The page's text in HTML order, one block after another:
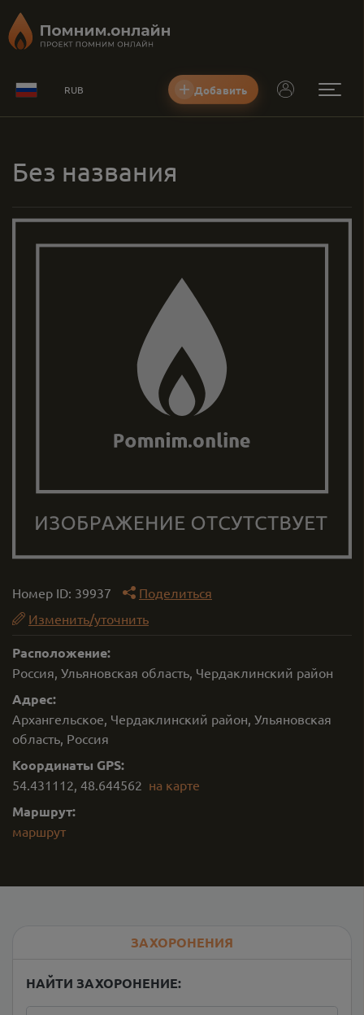
RUB Добавить
Без названия
Номер ID: 39937
Поделиться
Изменить/уточнить
Расположение:
Россия, Ульяновская область, Чердаклинский район
Адрес:
Архангельское, Чердаклинский район, Ульяновская
область, Россия
Координаты GPS:
54.431112, 48.644562 на карте
Маршрут:
маршрут
ЗАХОРОНЕНИЯ
НАЙТИ ЗАХОРОНЕНИЕ: